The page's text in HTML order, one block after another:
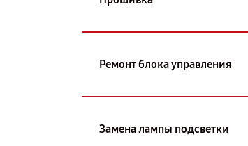
Ремонт блока управления
Замена лампы подсветки